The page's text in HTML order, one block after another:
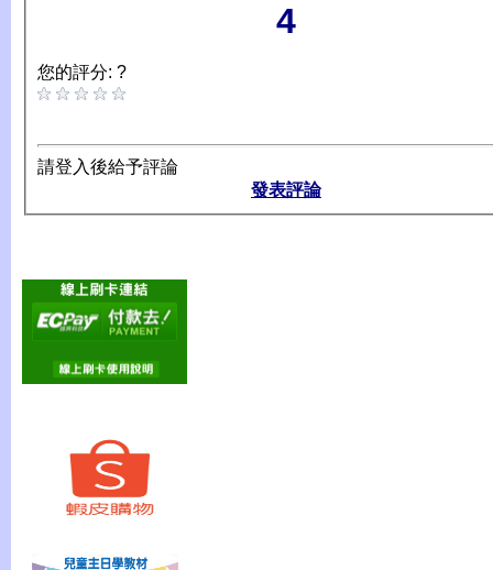
4
您的評分: ?
請登入後給予評論
發表評論